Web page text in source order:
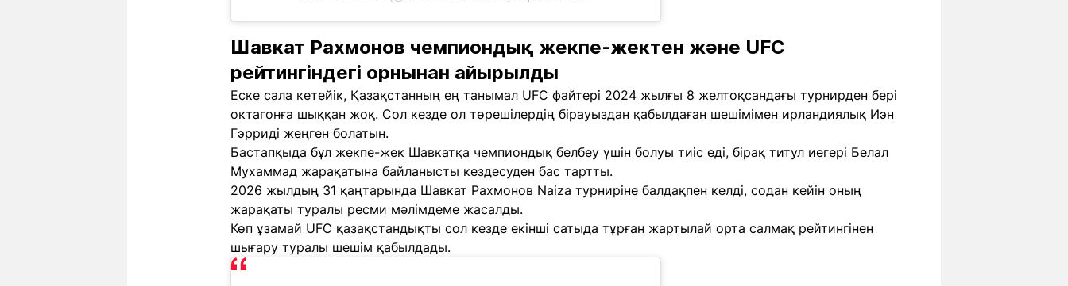
Шавкат Рахмонов чемпиондық жекпе-жектен және UFC
рейтингіндегі орнынан айырылды
Еске сала кетейік, Қазақстанның ең танымал UFC файтері 2024 жылғы 8 желтоқсандағы турнирден бері
октагонға шыққан жоқ. Сол кезде ол төрешілердің бірауыздан қабылдаған шешімімен ирландиялық Иэн
Гэрриді жеңген болатын.
Бастапқыда бұл жекпе-жек Шавкатқа чемпиондық белбеу үшін болуы тиіс еді, бірақ титул иегері Белал
Мухаммад жарақатына байланысты кездесуден бас тартты.
2026 жылдың 31 қаңтарында Шавкат Рахмонов Naiza турниріне балдақпен келді, содан кейін оның
жарақаты туралы ресми мәлімдеме жасалды.
Көп ұзамай UFC қазақстандықты сол кезде екінші сатыда тұрған жартылай орта салмақ рейтингінен
шығару туралы шешім қабылдады.